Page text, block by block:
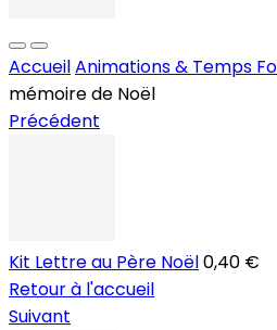
AccueilAnimations & Temps
mémoire de Noël
Précédent
Kit Lettre au Père Noël0,40 €
Retour à l'accueil
Suivant